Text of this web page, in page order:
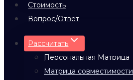
Стоимость
Вопрос/Ответ
Рассчитать
Персональная Матрица
Матрица совместимости